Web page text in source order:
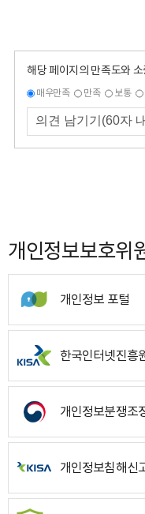
해당 페이지의 만족도와
매우만족 만족 보통
개인정보보호위
개인정보 포털
한국인터넷진흥
개인정보분쟁조
개인정보침해신